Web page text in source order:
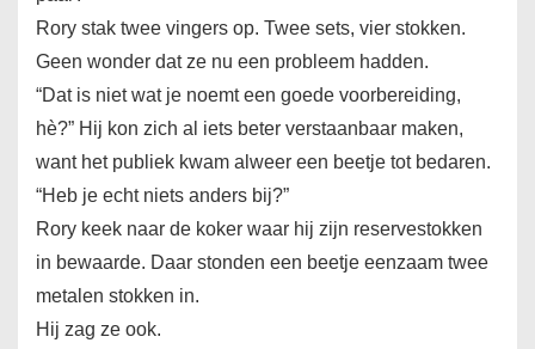
Rory stak twee vingers op. Twee sets, vier stokken.
Geen wonder dat ze nu een probleem hadden.
“Dat is niet wat je noemt een goede voorbereiding,
hè?” Hij kon zich al iets beter verstaanbaar maken,
want het publiek kwam alweer een beetje tot bedaren.
“Heb je echt niets anders bij?”
Rory keek naar de koker waar hij zijn reservestokken
in bewaarde. Daar stonden een beetje eenzaam twee
metalen stokken in.
Hij zag ze ook.